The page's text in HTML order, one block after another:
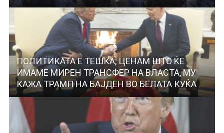
ПОЛИТИКАТА Е ТЕШКА, ЦЕНАМ ШТО ЌЕ
ИМАМЕ МИРЕН ТРАНСФЕР НА ВЛАСТА, МУ
КАЖА ТРАМП НА БАЈДЕН ВО БЕЛАТА КУЌА